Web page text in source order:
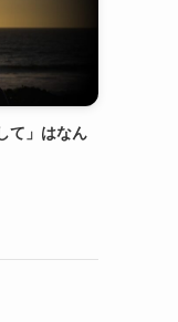
て」はなん